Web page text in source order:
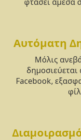
Αυτόματη
Μόλις
Facebook,